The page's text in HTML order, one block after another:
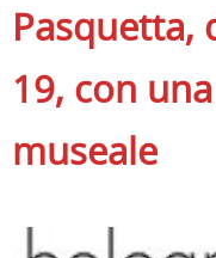
Pasquetta,
19, con
museale